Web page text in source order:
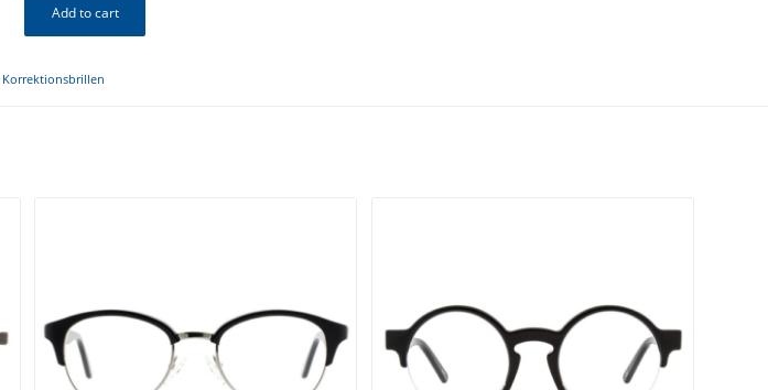
Add to cart
Korrektionsbrillen